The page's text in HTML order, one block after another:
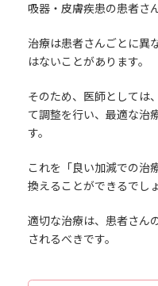
吸器・皮膚疾患の患者さ
治療は患者さんごとに異
はないことがあります。
そのため、医師としては
て調整を行い、最適な治
す。
これを「良い加減での治
換えることができるでしょ
適切な治療は、患者さん
されるべきです。